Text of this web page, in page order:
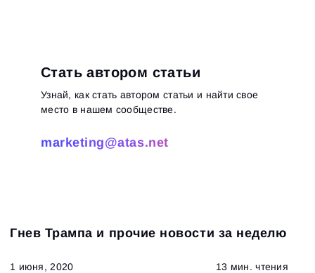
Стать автором статьи
Узнай, как стать автором статьи и найти свое
место в нашем сообществе.
marketing@atas.net
Гнев Трампа и прочие новости за неделю
1 июня, 2020 13 мин. чтения